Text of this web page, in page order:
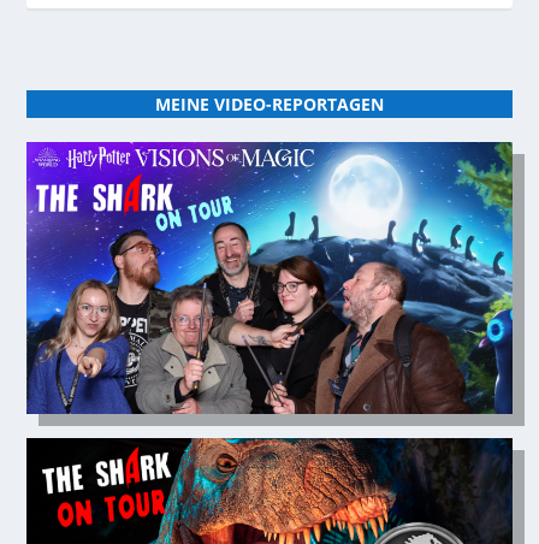
MEINE VIDEO-REPORTAGEN